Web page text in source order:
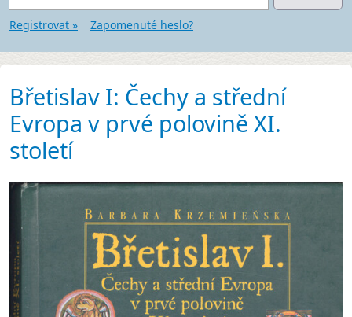
Registrovat » Zapomenuté heslo?
Břetislav I: Čechy a střední
Evropa v prvé polovině XI.
století